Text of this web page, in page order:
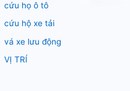
cứu họ ô tô
cứu hộ xe tải
vá xe lưu động
VỊ TRÍ